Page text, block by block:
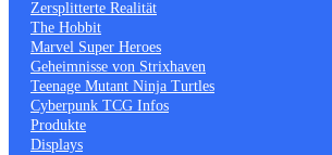
Zersplitterte Realität
The Hobbit
Marvel Super Heroes
Geheimnisse von Strixhaven
Teenage Mutant Ninja Turtles
Cyberpunk TCG Infos
Produkte
Displays